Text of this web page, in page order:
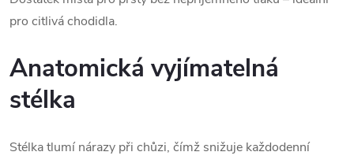
pro citlivá chodidla.
Anatomická vyjímatelná
stélka
Stélka tlumí nárazy při chůzi, čímž snižuje každodenní